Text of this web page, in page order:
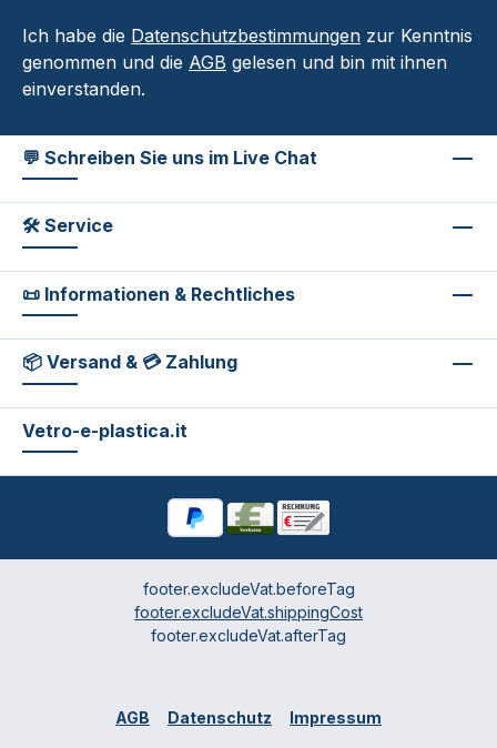
Ich habe die Datenschutzbestimmungen zur Kenntnis
genommen und die AGB gelesen und bin mit ihnen
einverstanden.
💬 Schreiben Sie uns im Live Chat
🛠 Service
📜 Informationen & Rechtliches
📦 Versand & 💳 Zahlung
Vetro-e-plastica.it
footer.excludeVat.beforeTag
footer.excludeVat.shippingCost
footer.excludeVat.afterTag
AGB Datenschutz Impressum